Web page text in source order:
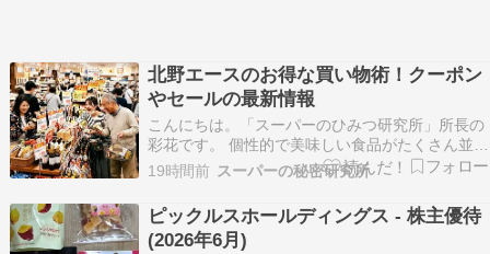
北野エースのお得な買い物術！クーポン
やセールの最新情報
こんにちは。「スーパーのひみつ研究所」所長の
彩花です。 個性的で美味しい食品がたくさん並ん
でいる北野エースって、見ているだけでワクワク
して楽しいですよね。でも、ちょっと贅沢な商品
も多いから、できることなら少しでもお得にお買
い物を楽しみたいと思いませんか。 ネットで調べ
てみると、…
19時間前 スーパーの秘密研究所
ピックルスホールディングス - 株主優待
(2026年6月)